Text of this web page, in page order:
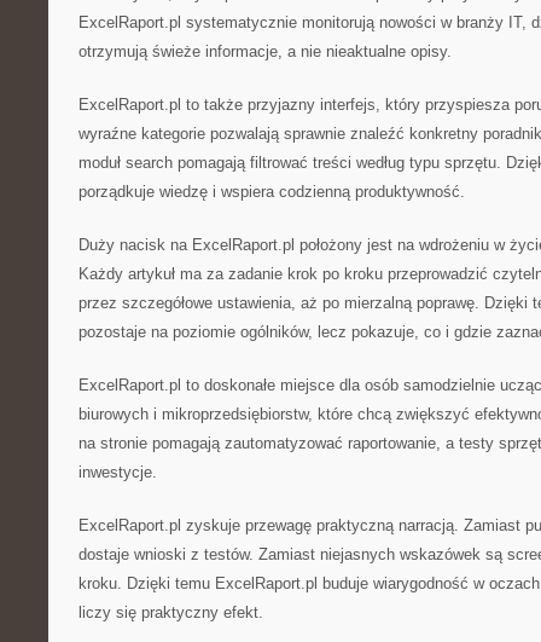
ExcelRaport.pl systematycznie monitorują nowości w branży IT,
otrzymują świeże informacje, a nie nieaktualne opisy.
ExcelRaport.pl to także przyjazny interfejs, który przyspiesza
wyraźne kategorie pozwalają sprawnie znaleźć konkretny
moduł search pomagają filtrować treści według typu sprzętu.
porządkuje wiedzę i wspiera codzienną produktywność.
Duży nacisk na ExcelRaport.pl położony jest na wdrożeniu w
Każdy artykuł ma za zadanie krok po kroku przeprowadzić
przez szczegółowe ustawienia, aż po mierzalną poprawę. Dzięki
pozostaje na poziomie ogólników, lecz pokazuje, co i gdzie
ExcelRaport.pl to doskonałe miejsce dla osób samodzielnie
biurowych i mikroprzedsiębiorstw, które chcą zwiększyć
na stronie pomagają zautomatyzować raportowanie, a testy
inwestycje.
ExcelRaport.pl zyskuje przewagę praktyczną narracją. Zamiast
dostaje wnioski z testów. Zamiast niejasnych wskazówek są
kroku. Dzięki temu ExcelRaport.pl buduje wiarygodność w
liczy się praktyczny efekt.